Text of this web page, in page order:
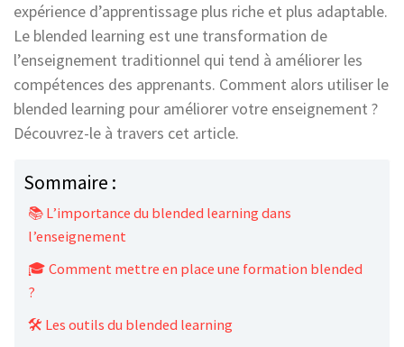
expérience d’apprentissage plus riche et plus adaptable.
Le blended learning est une transformation de
l’enseignement traditionnel qui tend à améliorer les
compétences des apprenants. Comment alors utiliser le
blended learning pour améliorer votre enseignement ?
Découvrez-le à travers cet article.
Sommaire :
📚 L’importance du blended learning dans
l’enseignement
🎓 Comment mettre en place une formation blended
?
🛠️ Les outils du blended learning